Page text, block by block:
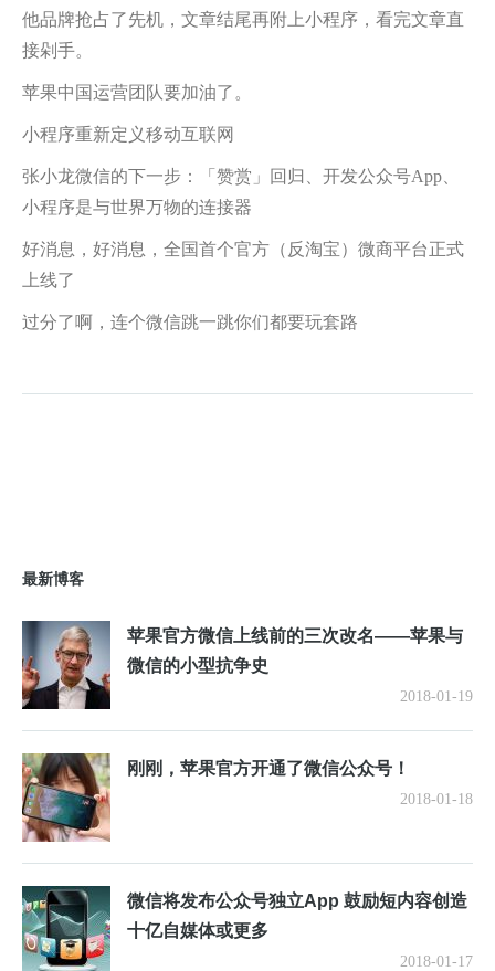
他品牌抢占了先机，文章结尾再附上小程序，看完文章直
接剁手。
苹果中国运营团队要加油了。
小程序重新定义移动互联网
张小龙微信的下一步：「赞赏」回归、开发公众号App、
小程序是与世界万物的连接器
好消息，好消息，全国首个官方（反淘宝）微商平台正式
上线了
过分了啊，连个微信跳一跳你们都要玩套路
最新博客
苹果官方微信上线前的三次改名——苹果与
微信的小型抗争史
2018-01-19
刚刚，苹果官方开通了微信公众号！
2018-01-18
微信将发布公众号独立App 鼓励短内容创造
十亿自媒体或更多
2018-01-17